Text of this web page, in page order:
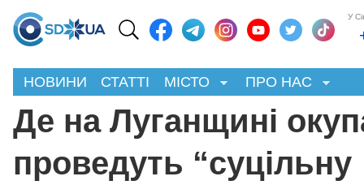
У
НОВИНИ СТАТТІ МІСТО ПРО НАС
Де на Луганщині
проведуть “суцільну